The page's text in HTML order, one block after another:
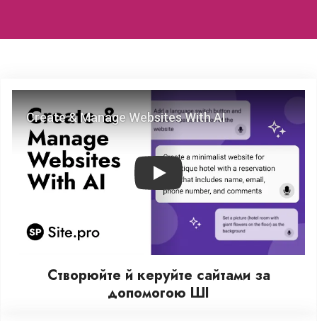
Play
Створюйте й керуйте сайтами за
допомогою ШІ